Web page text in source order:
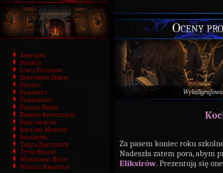
Absolwenci
Dyrekcja
Łowca Studentów
Opiekunowie Domów
Prefekci
Pracownicy
Profesorowie
Puchary Domów
Rankingi Indywidualne
Staże zawodowe
Szkolenie Magiczne
Świadectwa
Tablica Zasłużonych
Tytuły Szkolne
Weekendowe Kursy
Wiedza o Ramesville
Oceny
Za pasem koniec roku
Nadeszła zatem pora, abym
Eliksirów. Prezentują się